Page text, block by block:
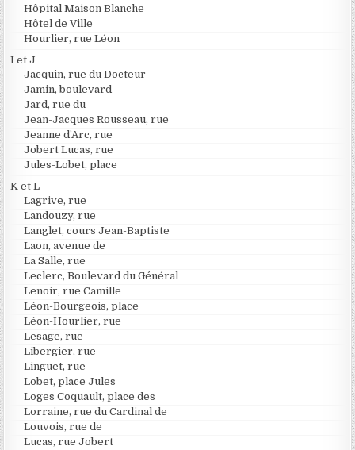
Hôpital Maison Blanche
Hôtel de Ville
Hourlier, rue Léon
I et J
Jacquin, rue du Docteur
Jamin, boulevard
Jard, rue du
Jean-Jacques Rousseau, rue
Jeanne d’Arc, rue
Jobert Lucas, rue
Jules-Lobet, place
K et L
Lagrive, rue
Landouzy, rue
Langlet, cours Jean-Baptiste
Laon, avenue de
La Salle, rue
Leclerc, Boulevard du Général
Lenoir, rue Camille
Léon-Bourgeois, place
Léon-Hourlier, rue
Lesage, rue
Libergier, rue
Linguet, rue
Lobet, place Jules
Loges Coquault, place des
Lorraine, rue du Cardinal de
Louvois, rue de
Lucas, rue Jobert